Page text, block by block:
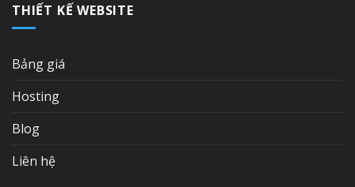
THIẾT KẾ WEBSITE
Bảng giá
Hosting
Blog
Liên hệ